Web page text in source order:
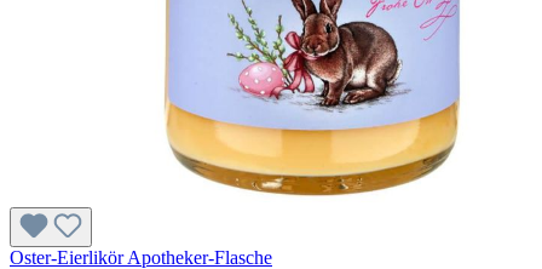
Oster-Eierlikör Apotheker-Flasche